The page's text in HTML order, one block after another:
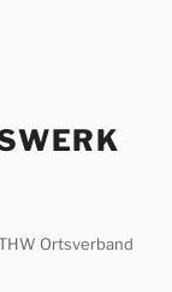
Ortsverband